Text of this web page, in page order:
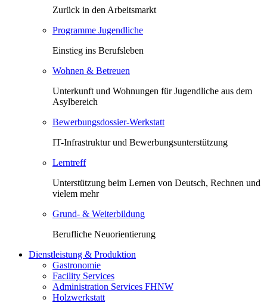
Zurück in den Arbeitsmarkt
Programme Jugendliche
Einstieg ins Berufsleben
Wohnen & Betreuen
Unterkunft und Wohnungen für Jugendliche aus dem
Asylbereich
Bewerbungsdossier-Werkstatt
IT-Infrastruktur und Bewerbungsunterstützung
Lerntreff
Unterstützung beim Lernen von Deutsch, Rechnen und
vielem mehr
Grund- & Weiterbildung
Berufliche Neuorientierung
Dienstleistung & Produktion
Gastronomie
Facility Services
Administration Services FHNW
Holzwerkstatt